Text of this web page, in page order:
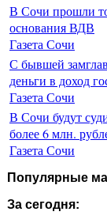
В Сочи прошли
основания ВДВ
Газета Сочи
С бывшей
деньги в доход
Газета Сочи
В Сочи будут
более 6 млн.
Газета Сочи
Популярные
За сегодня: